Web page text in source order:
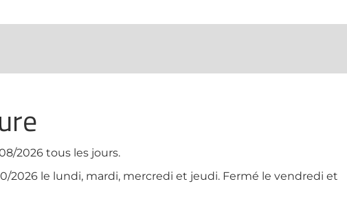
2026 tous les jours.
2026 le lundi, mardi, mercredi et jeudi. Fermé le vendredi et